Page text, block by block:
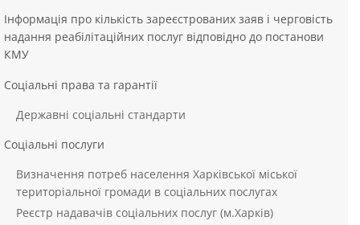
Інформація про кількість зареєстрованих заяв і черговість
надання реабілітаційних послуг відповідно до постанови
КМУ
Соціальні права та гарантії
Державні соціальні стандарти
Соціальні послуги
Визначення потреб населення Харківської міської
територіальної громади в соціальних послугах
Реєстр надавачів соціальних послуг (м.Харків)